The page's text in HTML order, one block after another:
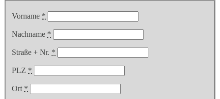
Vorname *
Nachname *
Straße + Nr. *
PLZ *
Ort *